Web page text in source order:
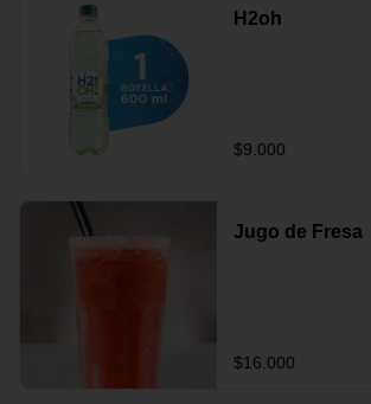
H2oh
$9.000
Jugo de Fresa
$16.000